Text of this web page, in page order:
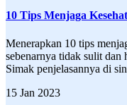
10 Tips Menjaga
Menerapkan 10 tips
sebenarnya tidak sulit dan
Simak penjelasannya di
15 Jan 2023